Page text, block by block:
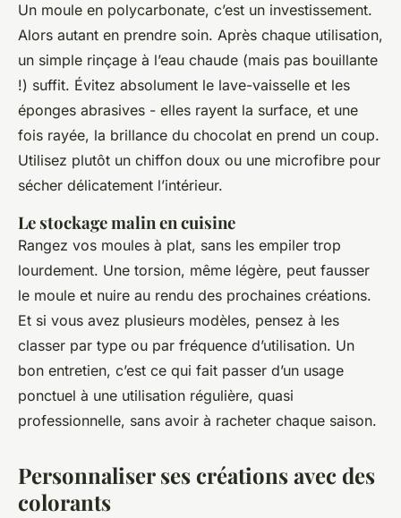
Un moule en polycarbonate, c’est un investissement.
Alors autant en prendre soin. Après chaque utilisation,
un simple rinçage à l’eau chaude (mais pas bouillante
!) suffit. Évitez absolument le lave-vaisselle et les
éponges abrasives - elles rayent la surface, et une
fois rayée, la brillance du chocolat en prend un coup.
Utilisez plutôt un chiffon doux ou une microfibre pour
sécher délicatement l’intérieur.
Le stockage malin en cuisine
Rangez vos moules à plat, sans les empiler trop
lourdement. Une torsion, même légère, peut fausser
le moule et nuire au rendu des prochaines créations.
Et si vous avez plusieurs modèles, pensez à les
classer par type ou par fréquence d’utilisation. Un
bon entretien, c’est ce qui fait passer d’un usage
ponctuel à une utilisation régulière, quasi
professionnelle, sans avoir à racheter chaque saison.
Personnaliser ses créations avec des
colorants